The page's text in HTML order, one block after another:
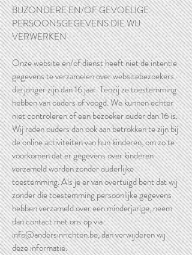
BIJZONDERE EN/OF GEVOELIGE
PERSOONSGEGEVENS DIE WIJ
VERWERKEN
Onze website en/of dienst heeft niet de intentie
gegevens te verzamelen over websitebezoekers
die jonger zijn dan 16 jaar. Tenzij ze toestemming
hebben van ouders of voogd. We kunnen echter
niet controleren of een bezoeker ouder dan 16 is.
Wij raden ouders dan ook aan betrokken te zijn bij
de online activiteiten van hun kinderen, om zo te
voorkomen dat er gegevens over kinderen
verzameld worden zonder ouderlijke
toestemming. Als je er van overtuigd bent dat wij
zonder die toestemming persoonlijke gegevens
hebben verzameld over een minderjarige, neem
dan contact met ons op via
info@andersinrichten.be, dan verwijderen wij
deze informatie.